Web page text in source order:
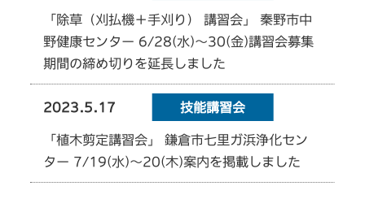
「除草（刈払機＋手刈り） 講習会」 秦野市中
野健康センター 6/28(水)～30(金)講習会募集
期間の締め切りを延長しました
2023.5.17 技能講習会
「植木剪定講習会」 鎌倉市七里ガ浜浄化セン
ター 7/19(水)～20(木)案内を掲載しました